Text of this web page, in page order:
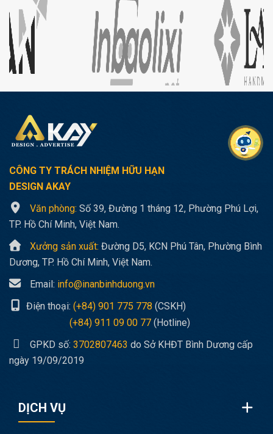
CÔNG TY TRÁCH NHIỆM HỮU HẠN
DESIGN AKAY
Văn phòng: Số 39, Đường 1 tháng 12, Phường Phú Lợi,
TP. Hồ Chí Minh, Việt Nam.
Xưởng sản xuất: Đường D5, KCN Phú Tân, Phường Bình
Dương, TP. Hồ Chí Minh, Việt Nam.
Email: info@inanbinhduong.vn
Điện thoại: (+84) 901 775 778 (CSKH)
(+84) 911 09 00 77 (Hotline)
GPKD số: 3702807463 do Sở KHĐT Bình Dương cấp
ngày 19/09/2019
DỊCH VỤ